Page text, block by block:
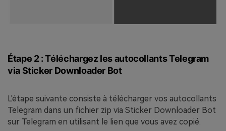
Étape 2 : Téléchargez les autocollants Telegram
via Sticker Downloader Bot
L'étape suivante consiste à télécharger vos autocollants
Telegram dans un fichier zip via Sticker Downloader Bot
sur Telegram en utilisant le lien que vous avez copié.